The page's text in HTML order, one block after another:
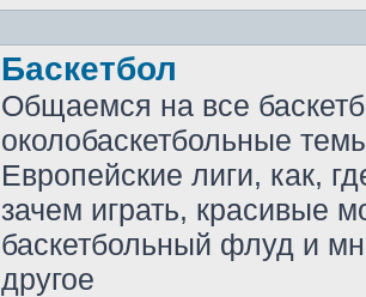
Баскетбол
Общаемся на все
околобаскетбольные
Европейские лиги, как,
зачем играть, красивые
баскетбольный флуд и
другое